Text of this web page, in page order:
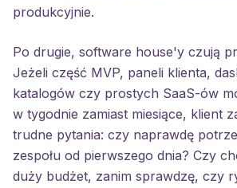
produkcyjnie.
Po drugie, software house'y czują
Jeżeli część MVP, paneli klienta,
katalogów czy prostych SaaS-ów
w tygodnie zamiast miesiące, klient
trudne pytania: czy naprawdę
zespołu od pierwszego dnia? Czy
duży budżet, zanim sprawdzę, czy